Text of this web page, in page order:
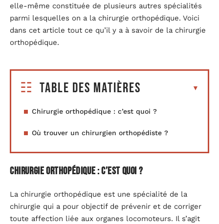
elle-même constituée de plusieurs autres spécialités
parmi lesquelles on a la chirurgie orthopédique. Voici
dans cet article tout ce qu’il y a à savoir de la chirurgie
orthopédique.
Table des matières
Chirurgie orthopédique : c’est quoi ?
Où trouver un chirurgien orthopédiste ?
Chirurgie orthopédique : c’est quoi ?
La chirurgie orthopédique est une spécialité de la
chirurgie qui a pour objectif de prévenir et de corriger
toute affection liée aux organes locomoteurs. Il s’agit